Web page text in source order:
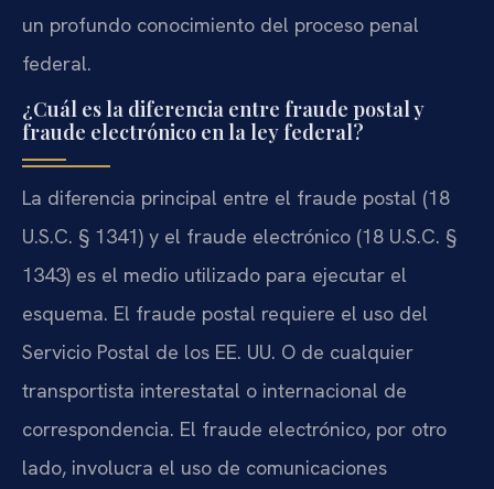
un profundo conocimiento del proceso penal
federal.
¿Cuál es la diferencia entre fraude postal y
fraude electrónico en la ley federal?
La diferencia principal entre el fraude postal (18
U.S.C. § 1341) y el fraude electrónico (18 U.S.C. §
1343) es el medio utilizado para ejecutar el
esquema. El fraude postal requiere el uso del
Servicio Postal de los EE. UU. O de cualquier
transportista interestatal o internacional de
correspondencia. El fraude electrónico, por otro
lado, involucra el uso de comunicaciones